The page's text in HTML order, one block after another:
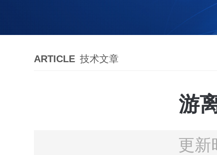
ARTICLE 技术文章
游
更